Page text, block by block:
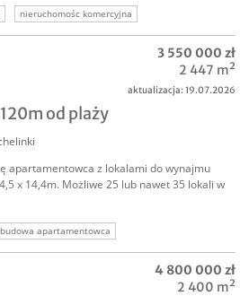
nieruchomośc komercyjna
od plaży
apartamentowca z lokalami do wynajmu
x 14,4m. Możliwe 25 lub nawet 35 lokali w
budowa apartamentowca
nad morzem działka dla dewelopera
3 550 000 zł
2 447 m²
aktualizacja: 19.07.2026
4 800 000 zł
2 400 m²